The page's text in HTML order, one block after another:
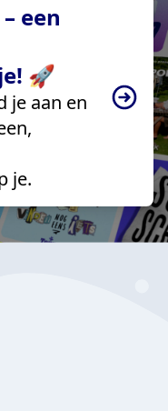
een
🚀
je aan en
je.